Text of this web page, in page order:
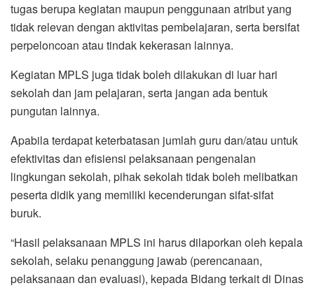
tugas berupa kegiatan maupun penggunaan atribut yang
tidak relevan dengan aktivitas pembelajaran, serta bersifat
perpeloncoan atau tindak kekerasan lainnya.
Kegiatan MPLS juga tidak boleh dilakukan di luar hari
sekolah dan jam pelajaran, serta jangan ada bentuk
pungutan lainnya.
Apabila terdapat keterbatasan jumlah guru dan/atau untuk
efektivitas dan efisiensi pelaksanaan pengenalan
lingkungan sekolah, pihak sekolah tidak boleh melibatkan
peserta didik yang memiliki kecenderungan sifat-sifat
buruk.
“Hasil pelaksanaan MPLS ini harus dilaporkan oleh kepala
sekolah, selaku penanggung jawab (perencanaan,
pelaksanaan dan evaluasi), kepada Bidang terkait di Dinas